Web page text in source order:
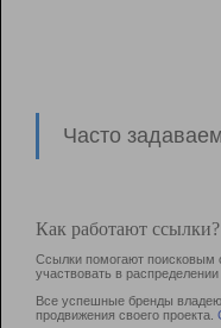
Часто
Как работают ссылки?
Ссылки помогают поисковым
участвовать в
Все успешные бренды
продвижения своего проекта.